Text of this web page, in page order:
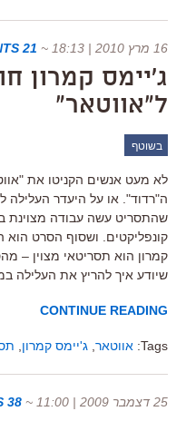
16 מרץ 2010 | 18:13 ~
21 COMMENTS
ג'יימס קמרון
ל"אווטאר"
בשוטף
לא מעט אנשים הקניטו את
ה"רדוד". או על היעדר
שהתסריט עשה עבודה מצוינת
קונפליקטים. ושסוף הסרט הוא
קמרון הוא תסריטאי מצוין –
שיודע איך להריץ את העלילה
CONTINUE READING
Tags: אווטאר ג'יימס קמרון
25 דצמבר 2009 | 11:00 ~
38 COMMENTS